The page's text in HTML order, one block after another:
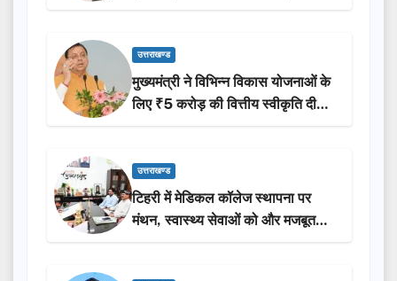
उत्तराखण्ड
मुख्यमंत्री ने विभिन्न विकास योजनाओं के
लिए ₹5 करोड़ की वित्तीय स्वीकृति दी…
उत्तराखण्ड
टिहरी में मेडिकल कॉलेज स्थापना पर
मंथन, स्वास्थ्य सेवाओं को और मजबूत
करेगी सरकार: मुख्यमंत्री धामी…